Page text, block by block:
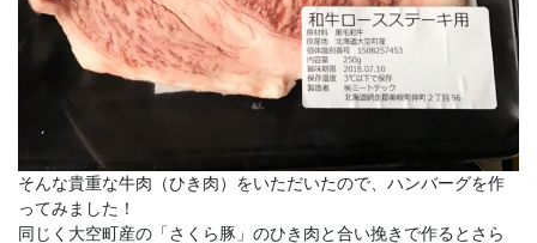
そんな貴重な牛肉（ひき肉）をいただいたので、ハンバーグを作
ってみました！
同じく大空町産の「さくら豚」のひき肉と合い挽きで作るとさら